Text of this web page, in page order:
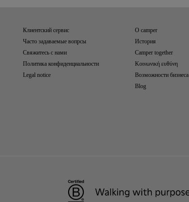
Клиентский сервис
Часто задаваемые вопрсы
Свяжитесь с нами
Политика конфиденциальности
Legal notice
О camper
История
Camper together
Κοινωνική ευθύνη
Возможности бизнеса
Blog